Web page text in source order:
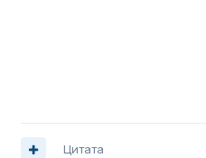
Цитата